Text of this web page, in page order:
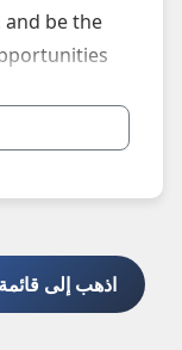
be the
اذهب إلى